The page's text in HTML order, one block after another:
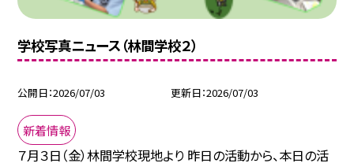
学校写真ニュース（林間学校２）
公開日 2026/07/03 更新日 2026/07/03
新着情報
７月３日（金）林間学校現地より 昨日の活動から、本日の活